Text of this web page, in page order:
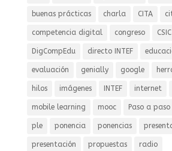
buenas prácticas charla CITA
competencia digital congreso CSIC
DigCompEdu directo INTEF
evaluación genially google
hilos imágenes INTEF internet
mobile learning mooc Paso a paso
ple ponencia ponencias
presentación propuestas radio